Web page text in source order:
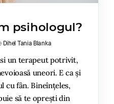
psihologul?
Dihel Tania Blanka
un terapeut potrivit,
uneori. E ca și
cu fân. Bineînțeles,
să te oprești din